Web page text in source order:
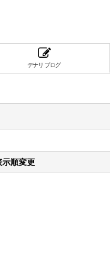
デナリ ブログ
示順変更